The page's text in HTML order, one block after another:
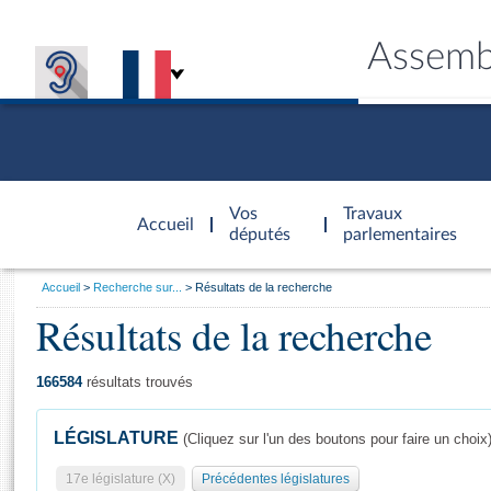
Accueil
d'accueil
Vos
députés
Travaux
parlementaires
Général
Vous
Accueil Recherche sur... Résultats de la recherche
Résultats de la recherche
166584résultats trouvés
LÉGISLATURE (Cliquez sur l'un des boutons pour faire un choix)
17e législature (X) Précédentes législatures